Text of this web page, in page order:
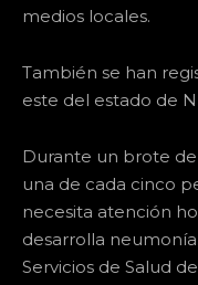
medios locales.
También se han
este del estado de
Durante un brote
una de cada cinco
necesita atención
desarrolla
Servicios de Salud